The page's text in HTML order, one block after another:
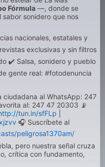
Fórmula —, donde se
sabor sonidero que nos
nacionales, estatales y
exclusivas y sin filtros
✔️ Salsa, sonidero y pueblo
gente real: #fotodenuncia
ciudadana al WhatsApp: 247
al: 247 47 20303 📡
tun.in/sfFLp
🎧 Suscríbete al
peligrosa1370am/
pero nuestra señal cruza
crítica con fundamento,